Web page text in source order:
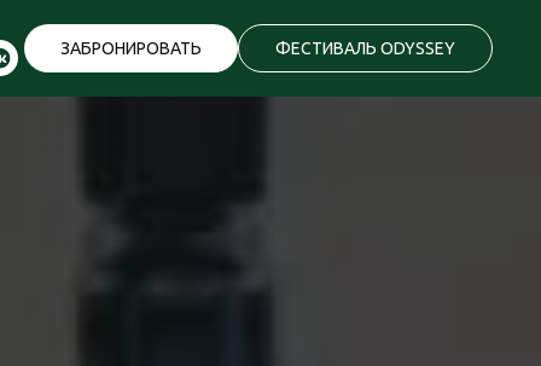
ЗАБРОНИРОВАТЬ ФЕСТИВАЛЬ ODYSSEY